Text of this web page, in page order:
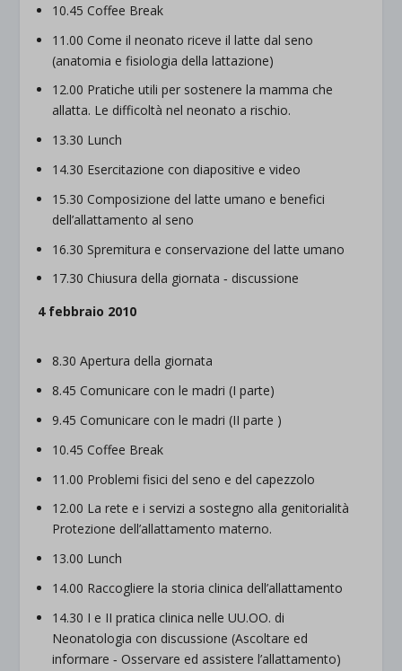
10.45 Coffee Break
11.00 Come il neonato riceve il latte dal seno
(anatomia e fisiologia della lattazione)
12.00 Pratiche utili per sostenere la mamma che
allatta. Le difficoltà nel neonato a rischio.
13.30 Lunch
14.30 Esercitazione con diapositive e video
15.30 Composizione del latte umano e benefici
dell’allattamento al seno
16.30 Spremitura e conservazione del latte umano
17.30 Chiusura della giornata ‐ discussione
4 febbraio 2010
8.30 Apertura della giornata
8.45 Comunicare con le madri (I parte)
9.45 Comunicare con le madri (II parte )
10.45 Coffee Break
11.00 Problemi fisici del seno e del capezzolo
12.00 La rete e i servizi a sostegno alla genitorialità
Protezione dell’allattamento materno.
13.00 Lunch
14.00 Raccogliere la storia clinica dell’allattamento
14.30 I e II pratica clinica nelle UU.OO. di
Neonatologia con discussione (Ascoltare ed
informare ‐ Osservare ed assistere l’allattamento)